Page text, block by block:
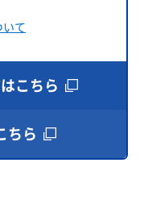
て
こちら
ちら